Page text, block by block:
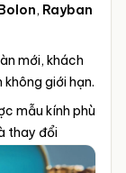
, Rayban
mới, khách
giới hạn.
mẫu kính phù
thay đổi